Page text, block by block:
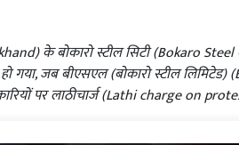
के बोकारो स्टील सिटी (Bokaro
गया, जब बीएसएल (बोकारो स्टील
पर लाठीचार्ज (Lathi charge on